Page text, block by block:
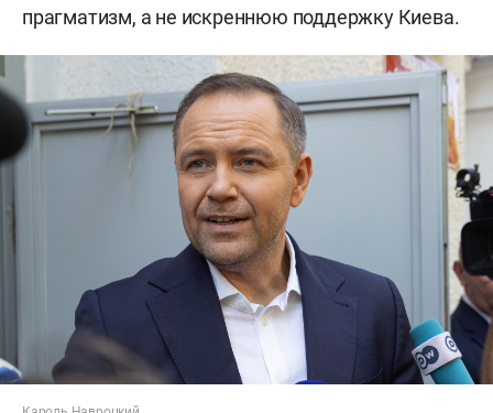
прагматизм, а не искреннюю поддержку Киева.